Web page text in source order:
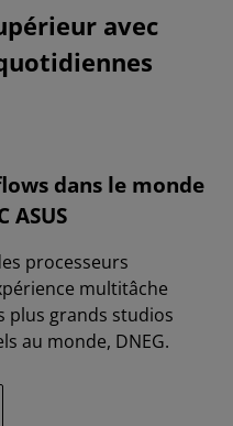
pour les entreprises
Acheter des systèmes
avec
dans le monde
ASUS
processeurs
multitâche
plus grands studios
au monde, DNEG.